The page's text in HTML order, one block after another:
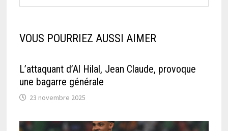
VOUS POURRIEZ AUSSI AIMER
L’attaquant d’Al Hilal, Jean Claude, provoque
une bagarre générale
23 novembre 2025